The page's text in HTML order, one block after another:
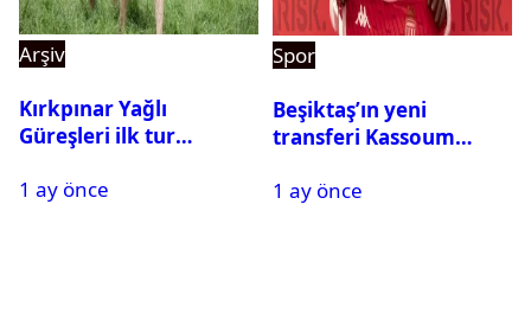
Arşiv
Kırkpınar Yağlı
Güreşleri ilk tur
2. tura geçen
1 ay önce
Spor
Beşiktaş’ın yeni
transferi Kassoum
gelecek? Resmi
1 ay önce